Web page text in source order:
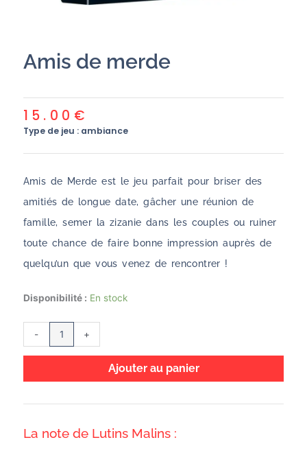
Amis de merde
15.00 €
Type de jeu : ambiance
Amis de Merde est le jeu parfait pour briser des
amitiés de longue date, gâcher une réunion de
famille, semer la zizanie dans les couples ou ruiner
toute chance de faire bonne impression auprès de
quelqu’un que vous venez de rencontrer !
Disponibilité : En stock
-
quantité
merde
+
Ajouter au panier
La note de Lutins Malins :